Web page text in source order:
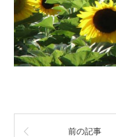
前の記事